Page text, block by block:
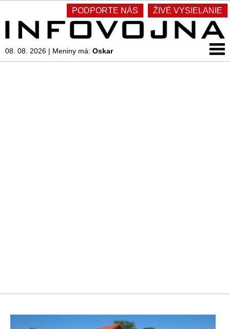
PODPORTE NÁS ŽIVÉ VYSIELANIE
08. 08. 2026 | Meniny má: Oskar